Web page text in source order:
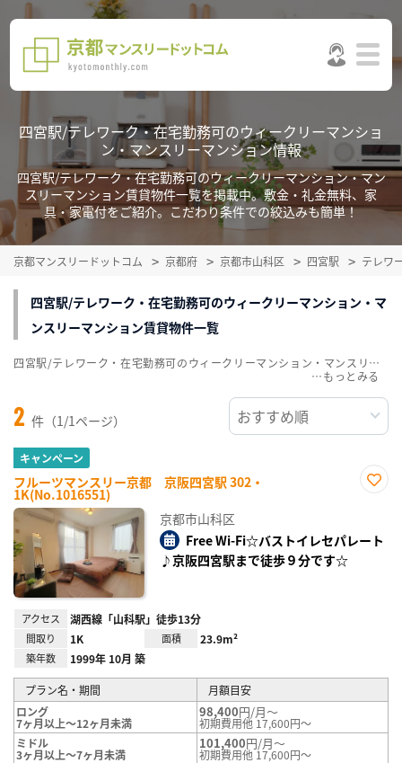
四宮駅/テレワーク・在宅勤務可のウィークリーマンショ
ン・マンスリーマンション情報
四宮駅/テレワーク・在宅勤務可のウィークリーマンション・マン
スリーマンション賃貸物件一覧を掲載中。敷金・礼金無料、家
具・家電付をご紹介。こだわり条件での絞込みも簡単！
京都マンスリードットコム 京都府 京都市山科区 四宮駅 テレワ
四宮駅/テレワーク・在宅勤務可のウィークリーマンション・マ
ンスリーマンション賃貸物件一覧
2 件（1/1ページ）
キャンペーン
フルーツマンスリー京都 京阪四宮駅 302・
1K(No.1016551)
録
京都市山科区
Free Wi-Fi☆バストイレセパレート
♪京阪四宮駅まで徒歩９分です☆
アクセス 湖西線「山科駅」徒歩13分
間取り 1K 面積 23.9m²
築年数 1999年 10月 築
プラン名・期間
月額目安
ロング
7ヶ月以上～12ヶ月未満
98,400円/月～
初期費用他 17,600円～
ミドル
3ヶ月以上～7ヶ月未満
101,400円/月～
初期費用他 17,600円～
四宮駅/テレワーク・在宅勤務可のウィークリーマンション・マンスリーマンション賃貸物件一覧を掲載中。敷金・礼金無料、家具・家電付をご紹介。こだわり条件での絞込みも簡単！
…